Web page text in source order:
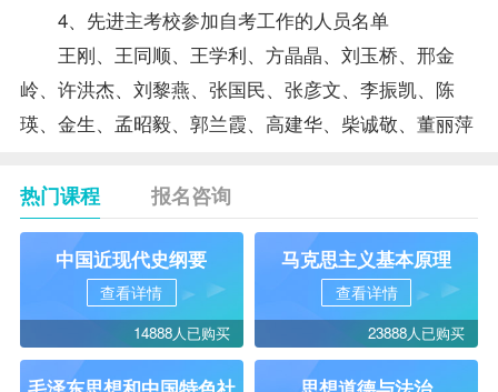
4、先进主考校参加自考工作的人员名单
王刚、王同顺、王学利、方晶晶、刘玉桥、邢金
岭、许洪杰、刘黎燕、张国民、张彦文、李振凯、陈
瑛、金生、孟昭毅、郭兰霞、高建华、柴诚敬、董丽萍
热门课程 报名咨询
中国近现代史纲要
查看详情
14888人已购买
马克思主义基本原理
查看详情
23888人已购买